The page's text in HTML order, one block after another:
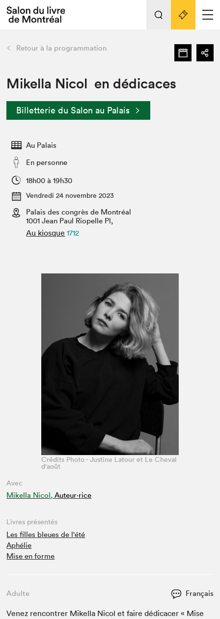
Espace exposant⋅e⋅s
Espace enseignant·e·s
Espace médias
L'événement
Préparer sa visite au Salon
Actualités
SLM PRO
retour Nos activités
Préparer sa visite
Salon dans la ville et en ligne
Projets partenaires
Liens pratiques
Retour à la programmation
Mikella Nicol en dédicaces
Billetterie du Salon au Palais
Au Palais
En personne
18h00 à 19h30
Vendredi 24 novembre 2023
Palais des congrès de Montréal
1001 Jean Paul Riopelle Pl,
Au kiosque 1712
Avec
Mikella Nicol, Auteur·rice
Crédits Photo - Justine Latour et Le Cheval
d'août
Livres présentés
Les filles bleues de l'été
Aphélie
Mise en forme
Adulte Français
Venez ren­con­tr­er Mikel­la Nicol et faire dédi­cac­er « Mise